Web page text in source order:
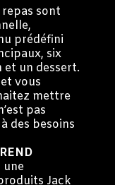
repas sont
prédéfini
six
et un dessert.
vous
mettre
pas
des besoins
une
Jack